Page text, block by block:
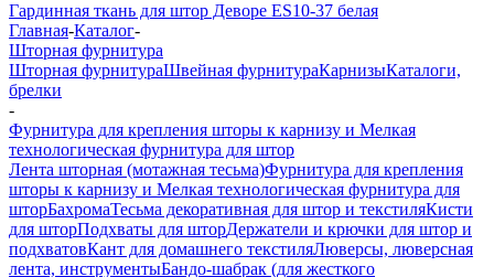
Гардинная ткань для штор Деворе ES10-37 белая
Главная-Каталог-
Шторная фурнитура
Шторная фурнитураШвейная фурнитураКарнизыКаталоги,
брелки
-
Фурнитура для крепления шторы к карнизу и Мелкая
технологическая фурнитура для штор
Лента шторная (мотажная тесьма)Фурнитура для крепления
шторы к карнизу и Мелкая технологическая фурнитура для
шторБахромаТесьма декоративная для штор и текстиляКисти
для шторПодхваты для шторДержатели и крючки для штор и
подхватовКант для домашнего текстиляЛюверсы, люверсная
лента, инструментыБандо-шабрак (для жесткого